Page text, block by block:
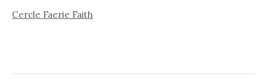
Cercle Faerie Faith